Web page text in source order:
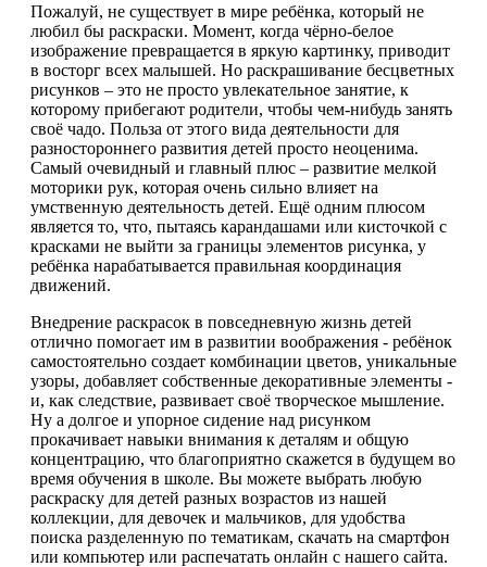
Пожалуй, не существует в мире ребёнка, который не
любил бы раскраски. Момент, когда чёрно-белое
изображение превращается в яркую картинку, приводит
в восторг всех малышей. Но раскрашивание бесцветных
рисунков – это не просто увлекательное занятие, к
которому прибегают родители, чтобы чем-нибудь занять
своё чадо. Польза от этого вида деятельности для
разностороннего развития детей просто неоценима.
Самый очевидный и главный плюс – развитие мелкой
моторики рук, которая очень сильно влияет на
умственную деятельность детей. Ещё одним плюсом
является то, что, пытаясь карандашами или кисточкой с
красками не выйти за границы элементов рисунка, у
ребёнка нарабатывается правильная координация
движений.
Внедрение раскрасок в повседневную жизнь детей
отлично помогает им в развитии воображения - ребёнок
самостоятельно создает комбинации цветов, уникальные
узоры, добавляет собственные декоративные элементы -
и, как следствие, развивает своё творческое мышление.
Ну а долгое и упорное сидение над рисунком
прокачивает навыки внимания к деталям и общую
концентрацию, что благоприятно скажется в будущем во
время обучения в школе. Вы можете выбрать любую
раскраску для детей разных возрастов из нашей
коллекции, для девочек и мальчиков, для удобства
поиска разделенную по тематикам, скачать на смартфон
или компьютер или распечатать онлайн с нашего сайта.